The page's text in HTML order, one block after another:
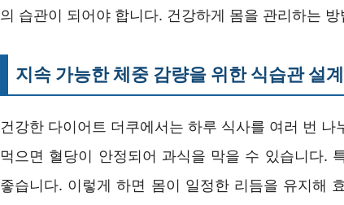
의 습관이 되어야 합니다. 건강하게 몸을 관리하는
지속 가능한 체중 감량을 위한 식습관 설계
건강한 다이어트 더쿠에서는 하루 식사를 여러 번
먹으면 혈당이 안정되어 과식을 막을 수 있습니다.
좋습니다. 이렇게 하면 몸이 일정한 리듬을 유지해